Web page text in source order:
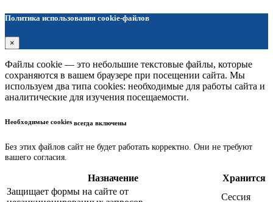
Политика использования cookie-файлов
×
Файлы cookie — это небольшие текстовые файлы, которые
сохраняются в вашем браузере при посещении сайта. Мы
используем два типа cookies: необходимые для работы сайта и
аналитические для изучения посещаемости.
Необходимые cookies всегда включены
Без этих файлов сайт не будет работать корректно. Они не требуют
вашего согласия.
Назначение
Хранится
Защищает формы на сайте от
Сессия